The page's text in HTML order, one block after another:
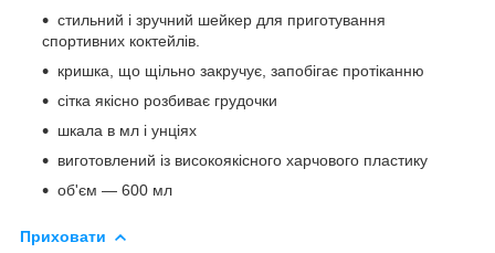
стильний і зручний шейкер для приготування
спортивних коктейлів.
кришка, що щільно закручує, запобігає протіканню
сітка якісно розбиває грудочки
шкала в мл і унціях
виготовлений із високоякісного харчового пластику
об'єм — 600 мл
Приховати